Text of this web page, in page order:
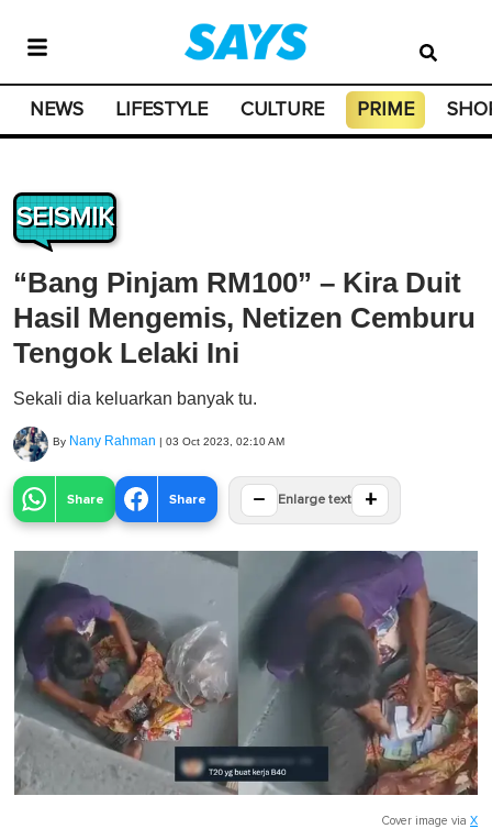
NEWS LIFESTYLE CULTURE PRIME
SEISMIK
“Bang Pinjam RM100” – Kira Duit
Hasil Mengemis, Netizen Cemburu
Tengok Lelaki Ini
Sekali dia keluarkan banyak tu.
By Nany Rahman | 03 Oct 2023, 02:10 AM
Share Share − Enlarge text +
Cover image via X